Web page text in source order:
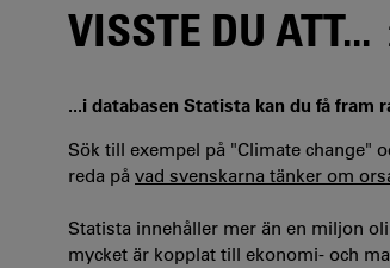
VISSTE DU ATT...
...i databasen Statista kan du få fram
Sök till exempel på "Climate change"
reda på vad svenskarna tänker om
Statista innehåller mer än en miljon
mycket är kopplat till ekonomi- och